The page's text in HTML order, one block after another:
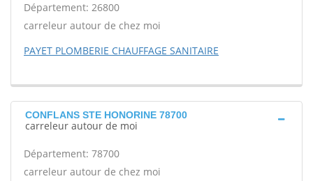
Département: 26800
carreleur autour de chez moi
PAYET PLOMBERIE CHAUFFAGE SANITAIRE
CONFLANS STE HONORINE 78700
carreleur autour de moi
Département: 78700
carreleur autour de chez moi